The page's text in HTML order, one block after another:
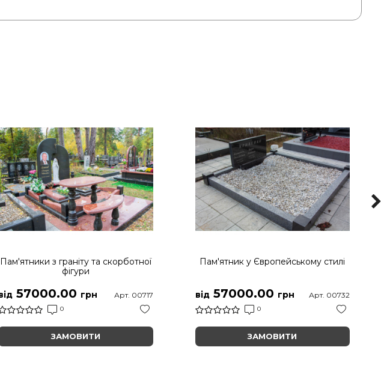
Пам'ятники з граніту та скорботної
фігури
57000.00 грн
0
Арт. 00717
ЗАМОВИТИ
Пам'ятник у Європейському стилі
від57000.00 грн
0
Арт. 00732
ЗАМОВИТИ